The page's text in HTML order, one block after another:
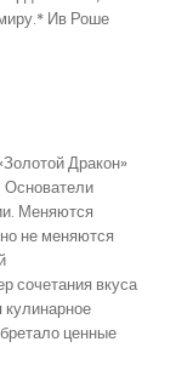
Ив Роше
Дракон»
Меняются
не меняются
сочетания вкуса
ценные